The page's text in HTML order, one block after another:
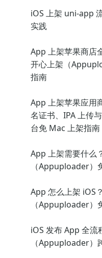
iOS 上架 uni-app
实践
App 上架苹果商店
开心上架（
指南
App 上架苹果应用
名证书、IPA 上传
台免 Mac 上架指南
App 上架需要什么
（Appuploader）
App 怎么上架 iOS
（Appuploader）
iOS 发布 App 全流
（Appuploader）